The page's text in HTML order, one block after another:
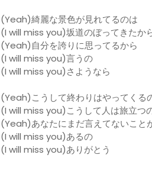
(Yeah)綺麗な景色が見れてるのは
(I will miss you)坂道のぼってきたか
(Yeah)自分を誇りに思ってるから
(I will miss you)言うの
(I will miss you)さようなら
(Yeah)こうして終わりはやってくる
(I will miss you)こうして人は旅立つ
(Yeah)あなたにまだ言えてないこと
(I will miss you)あるの
(I will miss you)ありがとう